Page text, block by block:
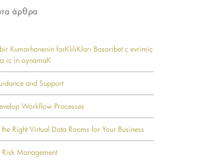
άρθρα
Kumarhanenin farKlılıKları Basaribet ç evrimiç
iç in oynamaK
and Support
Workflow Processes
Right Virtual Data Rooms for Your Business
Management